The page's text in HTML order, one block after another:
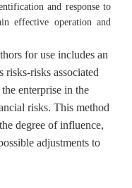
and response to
effective operation and
for use includes an
risks-risks associated
enterprise in the
risks. This method
degree of influence,
adjustments to